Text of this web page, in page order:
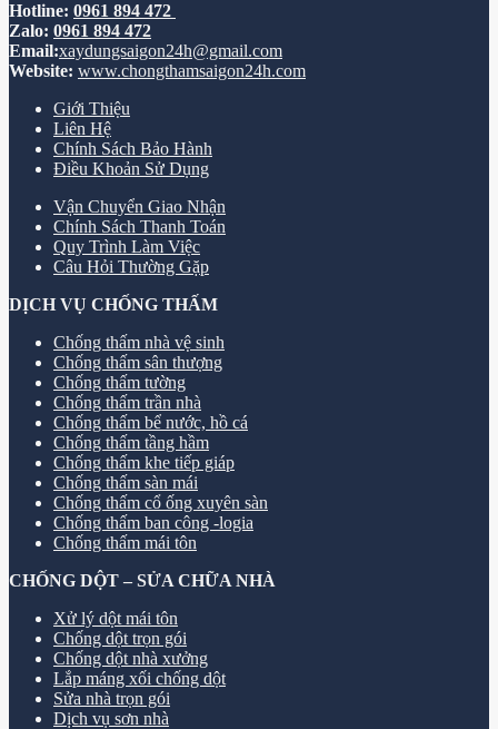
Hotline: 0961 894 472
Zalo: 0961 894 472
Email:xaydungsaigon24h@gmail.com
Website: www.chongthamsaigon24h.com
Giới Thiệu
Liên Hệ
Chính Sách Bảo Hành
Điều Khoản Sử Dụng
Vận Chuyển Giao Nhận
Chính Sách Thanh Toán
Quy Trình Làm Việc
Câu Hỏi Thường Gặp
DỊCH VỤ CHỐNG THẤM
Chống thấm nhà vệ sinh
Chống thấm sân thượng
Chống thấm tường
Chống thấm trần nhà
Chống thấm bể nước, hồ cá
Chống thấm tầng hầm
Chống thấm khe tiếp giáp
Chống thấm sàn mái
Chống thấm cổ ống xuyên sàn
Chống thấm ban công -logia
Chống thấm mái tôn
CHỐNG DỘT – SỬA CHỮA NHÀ
Xử lý dột mái tôn
Chống dột trọn gói
Chống dột nhà xưởng
Lắp máng xối chống dột
Sửa nhà trọn gói
Dịch vụ sơn nhà